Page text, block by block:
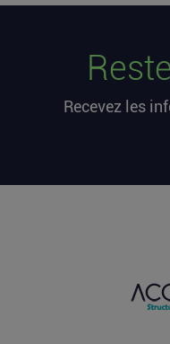
digitalise
voyageurs
Les formalités de
zones les moins
de l’argent
milliards de
Après avoir levé
atteint une
Recevez les